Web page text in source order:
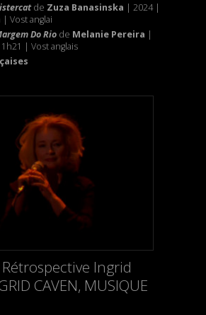
de Zuza Banasinska | 2024 |
Vost anglai
Do Riode Melanie Pereira |
| Vost anglais
Ingrid
CAVEN, MUSIQUE